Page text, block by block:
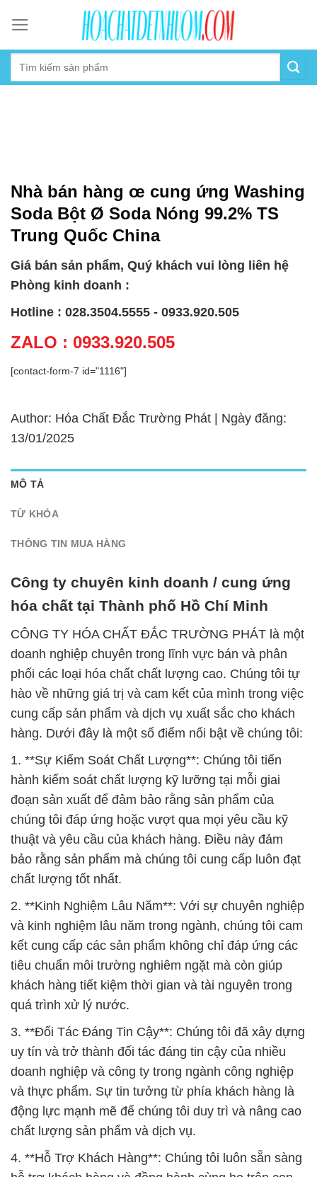
content
Nhà bán hàng œ cung ứng Washing
Soda Bột Ø Soda Nóng 99.2% TS
Trung Quốc China
Giá bán sản phẩm, Quý khách vui lòng liên hệ
Phòng kinh doanh :
Hotline : 028.3504.5555 - 0933.920.505
ZALO : 0933.920.505
[contact-form-7 id="1116"]
Author: Hóa Chất Đắc Trường Phát | Ngày đăng:
13/01/2025
MÔ TẢ
TỪ KHÓA
THÔNG TIN MUA HÀNG
Công ty chuyên kinh doanh / cung ứng
hóa chất tại Thành phố Hồ Chí Minh
CÔNG TY HÓA CHẤT ĐẮC TRƯỜNG PHÁT là một
doanh nghiệp chuyên trong lĩnh vực bán và phân
phối các loại hóa chất chất lượng cao. Chúng tôi tự
hào về những giá trị và cam kết của mình trong việc
cung cấp sản phẩm và dịch vụ xuất sắc cho khách
hàng. Dưới đây là một số điểm nổi bật về chúng tôi:
1. **Sự Kiểm Soát Chất Lượng**: Chúng tôi tiến
hành kiểm soát chất lượng kỹ lưỡng tại mỗi giai
đoạn sản xuất để đảm bảo rằng sản phẩm của
chúng tôi đáp ứng hoặc vượt qua mọi yêu cầu kỹ
thuật và yêu cầu của khách hàng. Điều này đảm
bảo rằng sản phẩm mà chúng tôi cung cấp luôn đạt
chất lượng tốt nhất.
2. **Kinh Nghiệm Lâu Năm**: Với sự chuyên nghiệp
và kinh nghiệm lâu năm trong ngành, chúng tôi cam
kết cung cấp các sản phẩm không chỉ đáp ứng các
tiêu chuẩn môi trường nghiêm ngặt mà còn giúp
khách hàng tiết kiệm thời gian và tài nguyên trong
quá trình xử lý nước.
3. **Đối Tác Đáng Tin Cậy**: Chúng tôi đã xây dựng
uy tín và trở thành đối tác đáng tin cậy của nhiều
doanh nghiệp và công ty trong ngành công nghiệp
và thực phẩm. Sự tin tưởng từ phía khách hàng là
động lực mạnh mẽ để chúng tôi duy trì và nâng cao
chất lượng sản phẩm và dịch vụ.
4. **Hỗ Trợ Khách Hàng**: Chúng tôi luôn sẵn sàng